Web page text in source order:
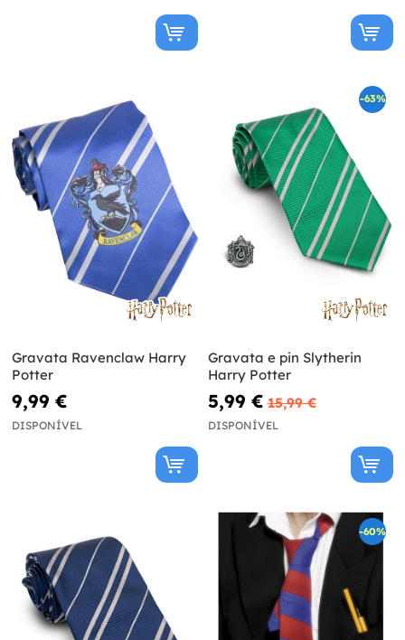
Gravata Ravenclaw Harry
Potter
9,99 €
DISPONÍVEL
-63%
Gravata e pin Slytherin
Harry Potter
5,99 € 15,99 €
DISPONÍVEL
-60%